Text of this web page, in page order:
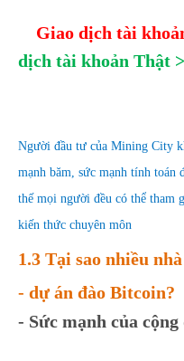
Giao dịch tài
dịch tài khoản Thật
Người đầu tư của Mining City
mạnh băm, sức mạnh tính toán
thế mọi người đều có thể tham
kiến thức chuyên môn
1.3 Tại sao nhiều
- dự án đào Bitcoin?
- Sức mạnh của cộng